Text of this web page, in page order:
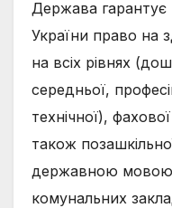
Держава
України право на
на всіх рівнях
середньої,
технічної),
також
державною мовою
комунальних